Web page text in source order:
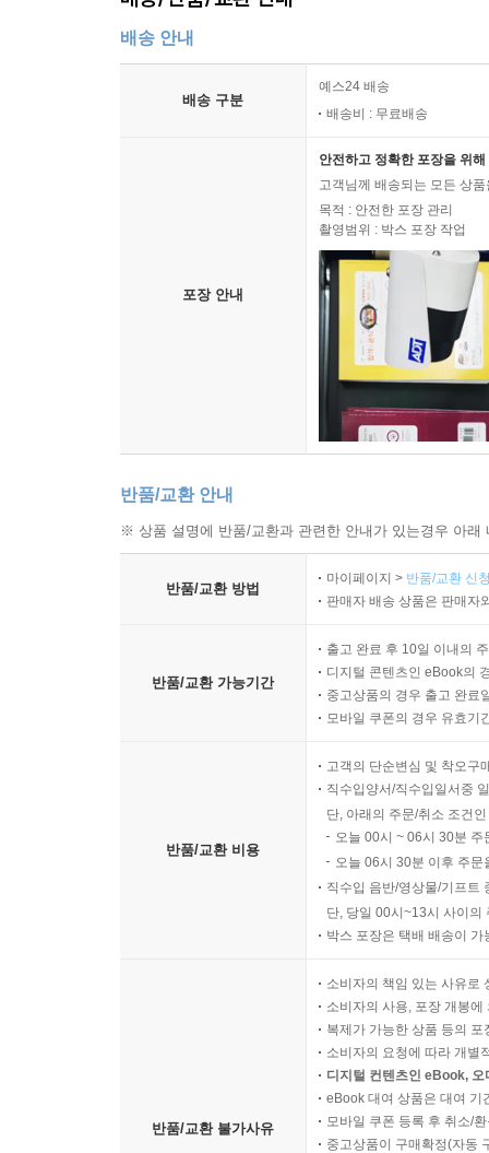
배송 안내
배송 구분
예스24 배송
배송비 : 무료배송
포장 안내
안전하고 정확한 포장을 위
고객님께 배송되는 모든 상
목적 : 안전한 포장 관리
촬영범위 : 박스 포장 작업
반품/교환 안내
※ 상품 설명에 반품/교환과 관련한 안내가 있는경우 아
반품/교환 방법
마이페이지 > 반품/교환 신
판매자 배송 상품은 판매자
반품/교환 가능기간
출고 완료 후 10일 이내의
디지털 콘텐츠인 eBook의
중고상품의 경우 출고 완료
모바일 쿠폰의 경우 유효기
반품/교환 비용
고객의 단순변심 및 착오구
직수입양서/직수입일서중
단, 아래의 주문/취소 조건
오늘 00시 ~ 06시 30분
오늘 06시 30분 이후 주
직수입 음반/영상물/기프트
단, 당일 00시~13시 사이의
박스 포장은 택배 배송이
반품/교환 불가사유
소비자의 책임 있는 사유로
소비자의 사용, 포장 개봉
복제가 가능한 상품 등의
소비자의 요청에 따라 개별
디지털 컨텐츠인 eBook,
eBook 대여 상품은 대여 기
모바일 쿠폰 등록 후 취소/
중고상품이 구매확정(자동